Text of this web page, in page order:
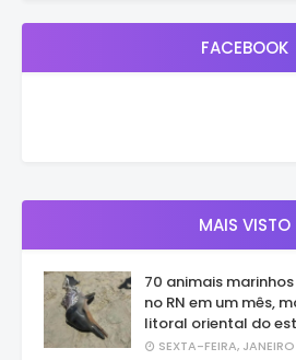
FACEBOOK
MAIS VISTO
70 animais
no RN em um mês,
litoral oriental do
SEXTA-FEIRA,